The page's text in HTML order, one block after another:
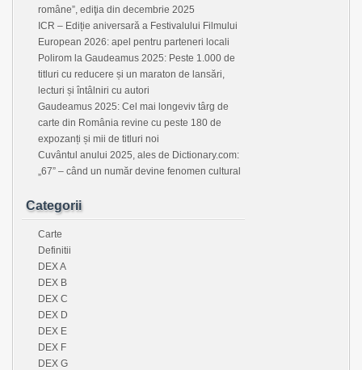
române”, ediţia din decembrie 2025
ICR – Ediție aniversară a Festivalului Filmului
European 2026: apel pentru parteneri locali
Polirom la Gaudeamus 2025: Peste 1.000 de
titluri cu reducere și un maraton de lansări,
lecturi și întâlniri cu autori
Gaudeamus 2025: Cel mai longeviv târg de
carte din România revine cu peste 180 de
expozanți și mii de titluri noi
Cuvântul anului 2025, ales de Dictionary.com:
„67” – când un număr devine fenomen cultural
Categorii
Carte
Definitii
DEX A
DEX B
DEX C
DEX D
DEX E
DEX F
DEX G